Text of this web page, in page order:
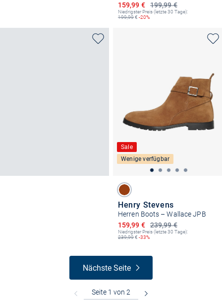
199,99 €
Ermäßigter Preis
159,99 €
Niedrigster Preis (letzte 30 Tage):
199,99€ -20%
Sale
Wenige verfügbar
Henry Stevens
Herren Boots – Wallace JPB
239,99 €
Ermäßigter Preis
159,99 €
Niedrigster Preis (letzte 30 Tage):
239,99€ -33%
Nächste Seite
Kostenlose Lieferung und Retoure mit unserem Friends